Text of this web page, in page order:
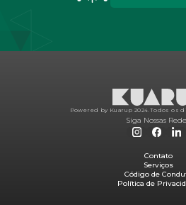
Powered by Kuarup 2024. Todos os
Siga Nossas
Contato
Serviços
Código de
Política de